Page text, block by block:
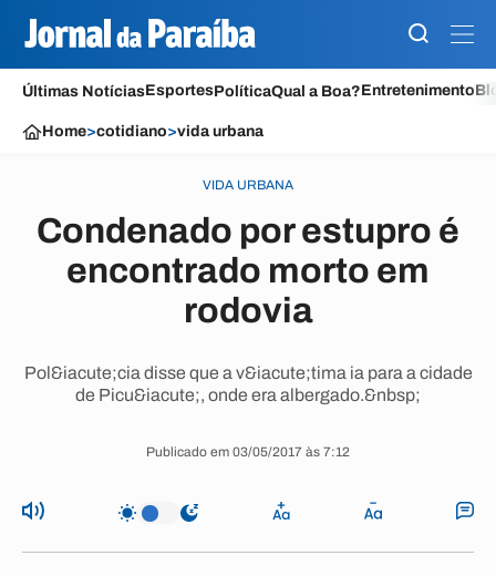
Últimas NotíciasEsportesPolíticaQual a Boa?Entretenimento
Home>cotidiano>vida urbana
VIDA URBANA
Condenado por estupro é
encontrado morto em
rodovia
Pol&iacute;cia disse que a v&iacute;tima ia para a cidade
de Picu&iacute;, onde era albergado.&nbsp;
Publicado em 03/05/2017 às 7:12